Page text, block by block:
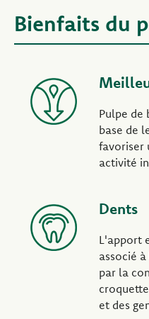
Bienfaits du
Pulpe de
base de
favoriser
activité
Dents
L'apport
associé
par la
et des